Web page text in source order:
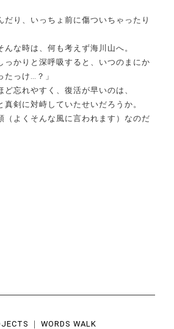
だり、いっちょ前に傷ついちゃったり
んな時は、何も考えず海川山へ。
っかりと深呼吸すると、いつのまにか
たっけ…？」
ど忘れやすく、復活が早いのは、
真剣に対峙していたせいだろうか。
（よくそんな風に言われます）なのだ
｜ WORDS WALK